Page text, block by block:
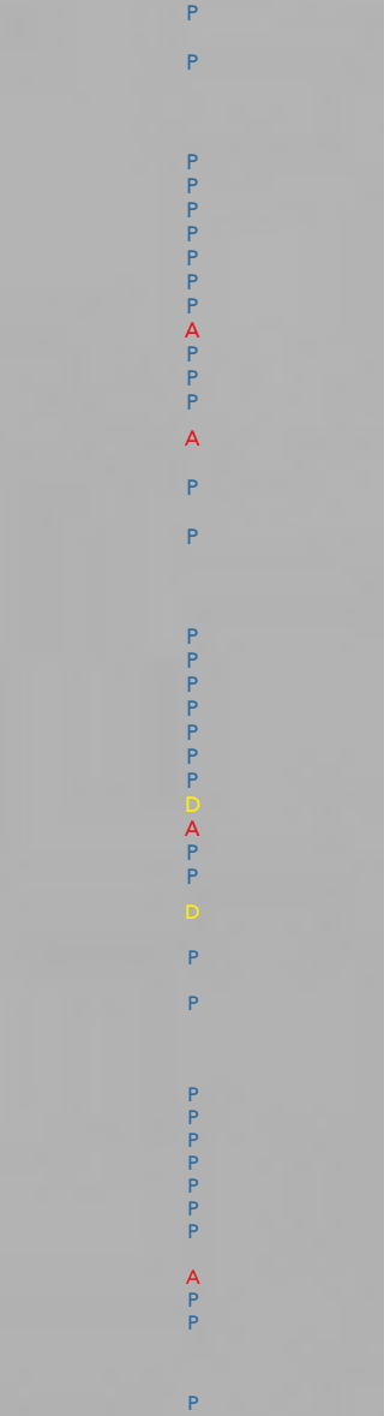
P
P
P
P
P
P
P
P
P
A
P
P
P
A
P
P
P
P
P
P
P
P
P
D
A
P
P
D
P
P
P
P
P
P
P
P
P
A
P
P
P